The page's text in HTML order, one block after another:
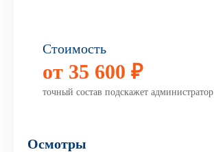
Стоимость
от 35 600 ₽
точный состав подскажет администратор
Осмотры